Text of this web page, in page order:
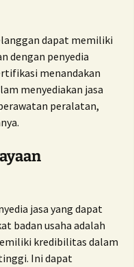
dapat memiliki
dengan penyedia
menandakan
menyediakan jasa
peralatan,
jasa yang dapat
badan usaha adalah
kredibilitas dalam
Ini dapat